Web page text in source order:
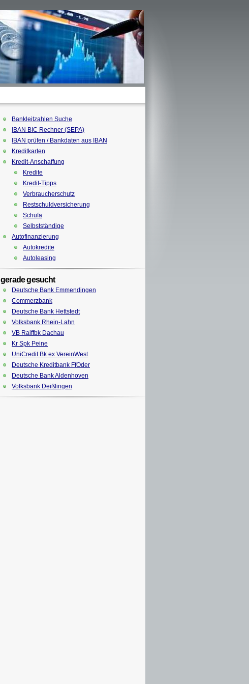
Bankleitzahlen Suche
IBAN BIC Rechner (SEPA)
IBAN prüfen / Bankdaten aus IBAN
Kreditkarten
Kredit-Anschaffung
Kredite
Kredit-Tipps
Verbraucherschutz
Restschuldversicherung
Schufa
Selbstständige
Autofinanzierung
Autokredite
Autoleasing
gerade gesucht
Deutsche Bank Emmendingen
Commerzbank
Deutsche Bank Hettstedt
Volksbank Rhein-Lahn
VB Raiffbk Dachau
Kr Spk Peine
UniCredit Bk ex VereinWest
Deutsche Kreditbank FfOder
Deutsche Bank Aldenhoven
Volksbank Deißlingen